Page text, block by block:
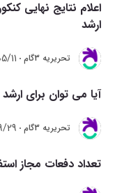
ارشد
تحريريه 3گام 11
آیا می توان برای
تحريريه 3گام 29
تعداد دفعات مجاز استفاده از